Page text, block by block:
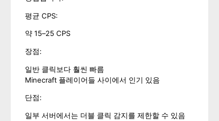
평균 CPS:
약 15–25 CPS
장점:
일반 클릭보다 훨씬 빠름
Minecraft 플레이어들 사이에서 인기 있음
단점:
일부 서버에서는 더블 클릭 감지를 제한할 수 있음